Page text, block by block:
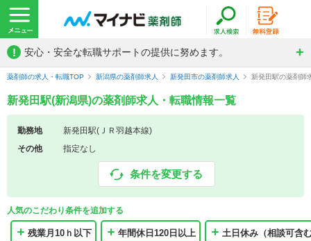
! 安心・安全な転職サポートの提供に努めます。
薬剤師の求人・転職TOP 新潟県の薬剤師求人 新発田市の薬剤師求人 新発田駅の薬剤師
新発田駅(新潟県)の薬剤師求人・転職情報一覧
勤務地
新発田駅(ＪＲ羽越本線)
その他
指定なし
条件を変更する
人気のこだわり条件を追加する
残業月10ｈ以下 年間休日120日以上 土日休み（相談可含